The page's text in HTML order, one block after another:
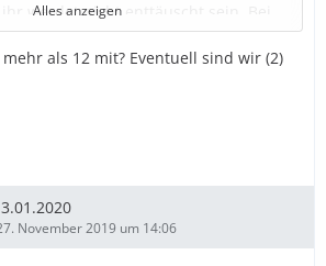
ihr werdet nicht enttäuscht sein. Bei
nach Saona mit Seavis Tours
Ausflügler von AIDA ( an Bord
und dien konnten gar nicht
die waren gleich wieder zurück.
Info !
Alles anzeigen
als 12 mit? Eventuell sind wir (2)
November 2019 um 14:06